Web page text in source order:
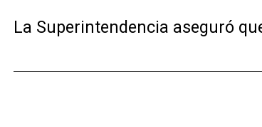
La Superintendencia aseguró